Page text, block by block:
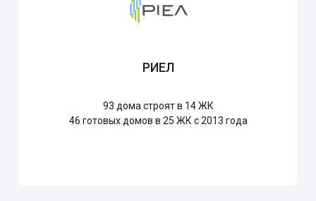
РИЕЛ
93 дома строят в 14 ЖК
46 готовых домов в 25 ЖК с 2013 года